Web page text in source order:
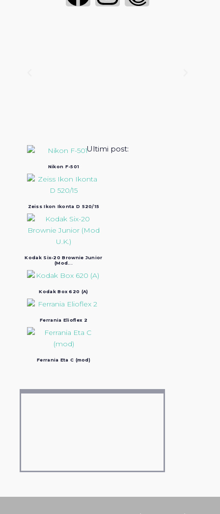
Ultimi post:
Nikon F-501
Zeiss Ikon Ikonta D 520/15
Kodak Six-20 Brownie Junior
(Mod...
Kodak Box 620 (A)
Ferrania Elioflex 2
Ferrania Eta C (mod)